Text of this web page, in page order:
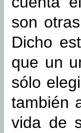
son
Dicho
que un
sólo
también
vida de